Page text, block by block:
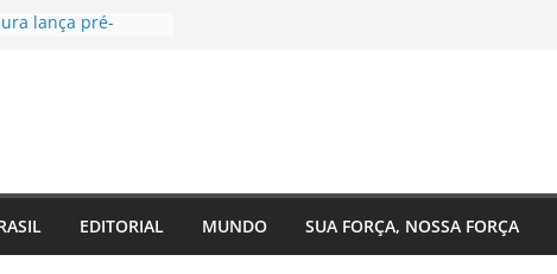
lança pré-
EUA e Bélgica
2 do Plano
e reforça
o
do estado
EDITORIAL MUNDO SUA FORÇA, NOSSA FORÇA